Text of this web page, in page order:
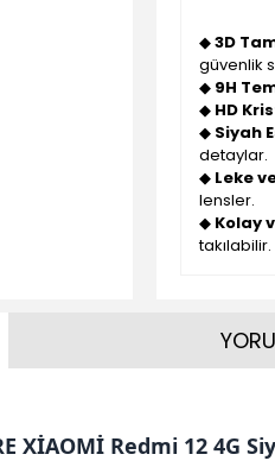
◆3D
güvenlik
◆ 9H
◆ HD
◆ Siyah
detaylar.
◆ Leke
lensler.
◆ Kolay
takılabilir.
XİAOMİ Redmi 12 4G